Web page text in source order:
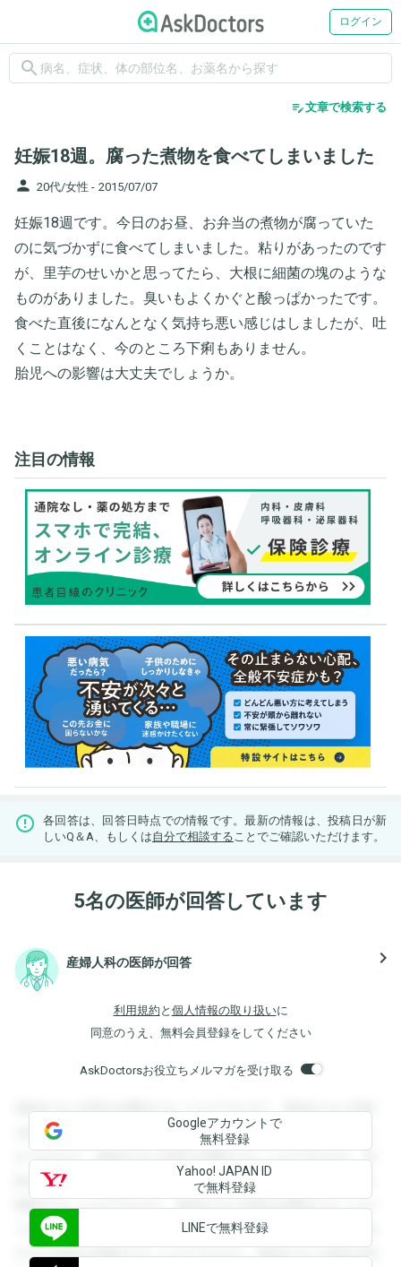
ログイン
search
edit_note文章で検索する
妊娠18週。腐った煮物を食べてしまいました
person 20代/女性 - 2015/07/07
妊娠18週です。今日のお昼、お弁当の煮物が腐っていた
のに気づかずに食べてしまいました。粘りがあったのです
が、里芋のせいかと思ってたら、大根に細菌の塊のような
ものがありました。臭いもよくかぐと酸っぱかったです。
食べた直後になんとなく気持ち悪い感じはしましたが、吐
くことはなく、今のところ下痢もありません。
胎児への影響は大丈夫でしょうか。
注目の情報
各回答は、回答日時点での情報です。最新の情報は、投稿日が新
しいQ＆A、もしくは自分で相談する ことでご確認いただけます。
5名の医師が回答しています
産婦人科の医師が回答 navigate_next
利用規約 と 個人情報の取り扱いに
同意のうえ、無料会員登録をしてください
AskDoctorsお役立ちメルマガを受け取る
登録すると回答を閲覧することができます。登録すると回答
を閲覧することができます。登録すると回答を閲覧すること
ができます。登録すると回答を閲覧することができます。登
録すると回答を閲覧することができます。登録すると回答を
閲覧することができます。登録すると回答を閲覧することが
できます。登録すると回答を閲覧することができます。登録
すると回答を閲覧することができます。登録すると回答を閲
Googleアカウントで
無料登録
Yahoo! JAPAN ID
で無料登録
LINEで無料登録